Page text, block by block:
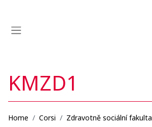
KMZD1
Home Corsi Zdravotně sociální fakulta